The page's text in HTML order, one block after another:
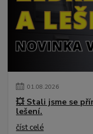
01.08.2026
💥 Stali jsme se
lešení.
číst celé